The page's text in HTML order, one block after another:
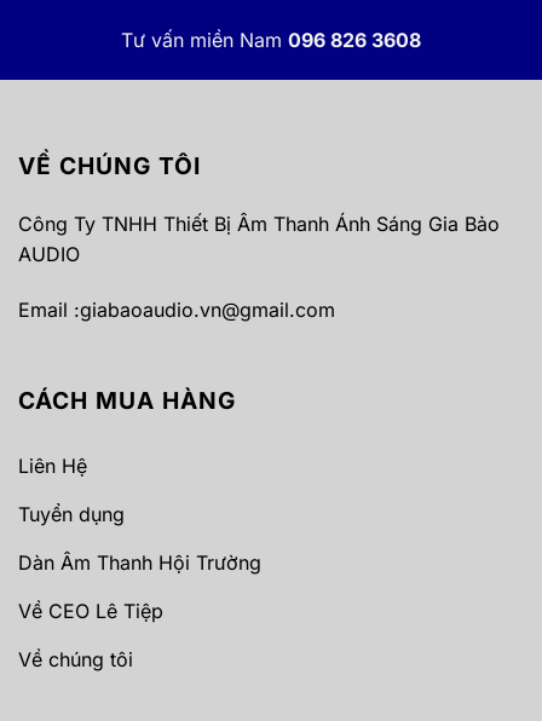
Tư vấn miền Nam 096 826 3608
VỀ CHÚNG TÔI
Công Ty TNHH Thiết Bị Âm Thanh Ánh Sáng Gia Bảo
AUDIO
Email :giabaoaudio.vn@gmail.com
CÁCH MUA HÀNG
Liên Hệ
Tuyển dụng
Dàn Âm Thanh Hội Trường
Về CEO Lê Tiệp
Về chúng tôi